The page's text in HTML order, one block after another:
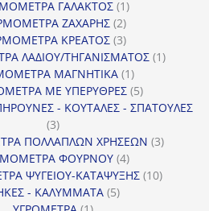
ΓΑΛΑΚΤΟΣ 11
προϊόν
ΖΑΧΑΡΗΣ 22
προϊόντα
ΚΡΕΑΤΟΣ 33
προϊόντα
ΛΑΔΙΟΥ/ΤΗΓΑΝΙΣΜΑΤΟΣ 11
ΜΑΓΝΗΤΙΚΑ 11
προϊόν
ΜΕ ΥΠΕΡΥΘΡΕΣ 55
προϊόντα
- ΚΟΥΤΑΛΕΣ - ΣΠΑΤΟΥΛΕΣ
33
προϊόντα
ΠΟΛΛΑΠΛΩΝ ΧΡΗΣΕΩΝ 33
ΦΟΥΡΝΟΥ 44
προϊόντα
ΨΥΓΕΙΟΥ-ΚΑΤΑΨΥΞΗΣ 1010
- ΚΑΛΥΜΜΑΤΑ 55
1